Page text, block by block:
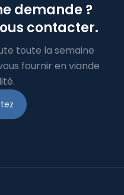
demande ?
contacter.
toute la semaine
fournir en viande